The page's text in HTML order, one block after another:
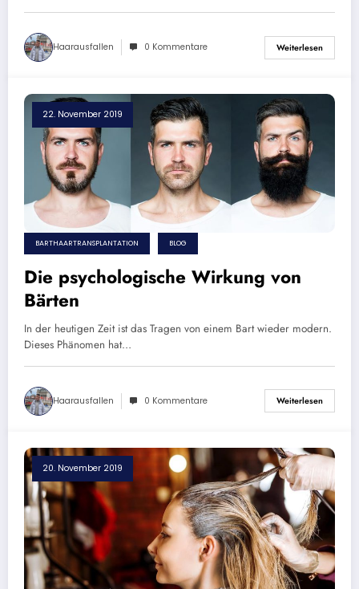
Haarausfallen 0 Kommentare Weiterlesen
22. November 2019
BARTHAARTRANSPLANTATION BLOG
Die psychologische Wirkung von
Bärten
In der heutigen Zeit ist das Tragen von einem Bart wieder modern.
Dieses Phänomen hat…
Haarausfallen 0 Kommentare Weiterlesen
20. November 2019